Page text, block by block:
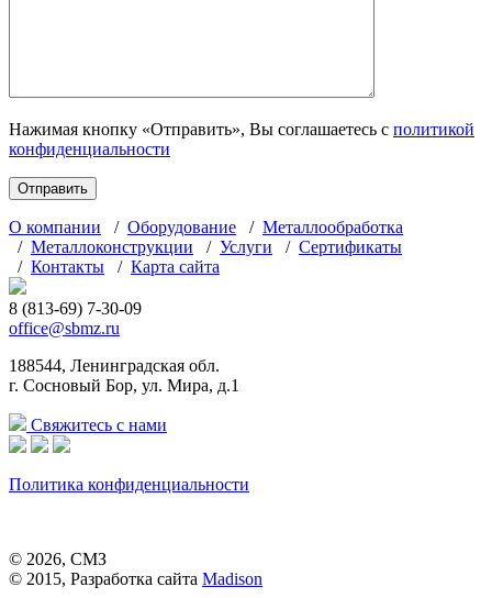
Нажимая кнопку «Отправить», Вы соглашаетесь с политикой
конфиденциальности
О компании / Оборудование / Металлообработка
/ Металлоконструкции / Услуги / Сертификаты
/ Контакты / Карта сайта
8 (813-69) 7-30-09
office@sbmz.ru
188544, Ленинградская обл.
г. Сосновый Бор, ул. Мира, д.1
Свяжитесь с нами
Политика конфиденциальности
© 2026, СМЗ
© 2015, Разработка сайта Madison